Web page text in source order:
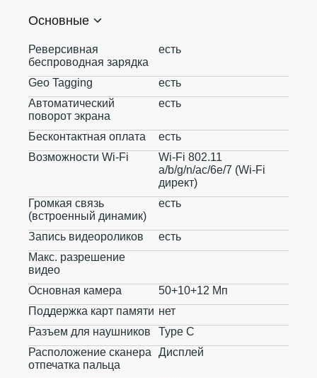
Основные
Реверсивная
беспроводная зарядка
есть
Geo Tagging
есть
Автоматический
поворот экрана
есть
Бесконтактная оплата
есть
Возможности Wi-Fi
Wi-Fi 802.11
a/b/g/n/ac/6e/7 (Wi-Fi
директ)
Громкая связь
(встроенный динамик)
есть
Запись видеороликов
есть
Макс. разрешение
видео
Основная камера
50+10+12 Мп
Поддержка карт памяти нет
Разъем для наушников
Type C
Расположение сканера
отпечатка пальца
Дисплей